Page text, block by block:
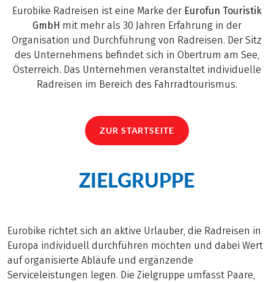
Eurobike Radreisen ist eine Marke der Eurofun Touristik
GmbH mit mehr als 30 Jahren Erfahrung in der
Organisation und Durchführung von Radreisen. Der Sitz
des Unternehmens befindet sich in Obertrum am See,
Österreich. Das Unternehmen veranstaltet individuelle
Radreisen im Bereich des Fahrradtourismus.
ZUR STARTSEITE
ZIELGRUPPE
Eurobike richtet sich an aktive Urlauber, die Radreisen in
Europa individuell durchführen möchten und dabei Wert
auf organisierte Abläufe und ergänzende
Serviceleistungen legen. Die Zielgruppe umfasst Paare,